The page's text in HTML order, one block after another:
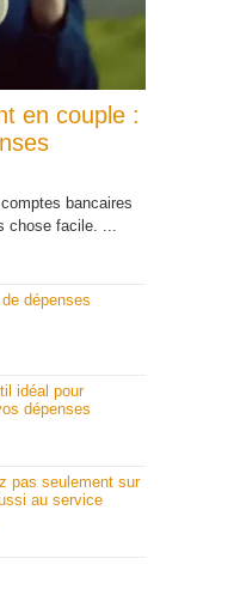
en couple :
bancaires
chose facile. ...
dépenses
idéal pour
dépenses
pas seulement sur
au service